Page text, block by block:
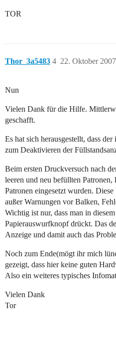
TOR
Thor_3a5483 22. Oktober
4
Nun
Vielen Dank für die Hilfe.
geschafft.
Es hat sich herausgestellt, dass
zum Deaktivieren der
Beim ersten Druckversuch nach
leeren und neu befüllten
Patronen eingesetzt wurden.
außer Warnungen vor Balken,
Wichtig ist nur, dass man in
Papierauswurfknopf drückt. Das
Anzeige und damit auch das
Noch zum Ende(mögt ihr mich
gezeigt, dass hier keine guten
Also ein weiteres typisches
Vielen Dank
Tor